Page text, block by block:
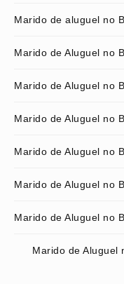
Marido de aluguel no
Marido de Aluguel no
Marido de Aluguel no
Marido de Aluguel no
Marido de Aluguel no
Marido de Aluguel no
Marido de Aluguel no
Marido de Aluguel